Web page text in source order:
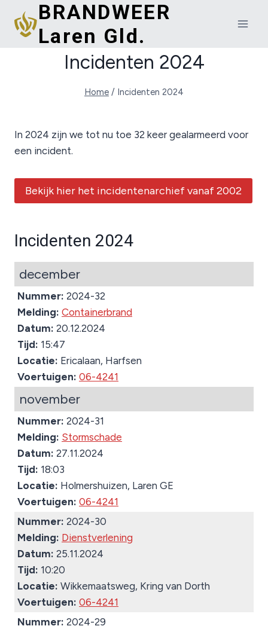
Doorgaan
naar
inhoud
BRANDWEER
Laren Gld.
Incidenten 2024
Home / Incidenten 2024
In 2024 zijn we tot nu toe 32 keer gealarmeerd voor
een incident.
Bekijk hier het incidentenarchief vanaf 2002
Incidenten 2024
december
Nummer: 2024-32
Melding: Containerbrand
Datum: 20.12.2024
Tijd: 15:47
Locatie: Ericalaan, Harfsen
Voertuigen: 06-4241
november
Nummer: 2024-31
Melding: Stormschade
Datum: 27.11.2024
Tijd: 18:03
Locatie: Holmershuizen, Laren GE
Voertuigen: 06-4241
Nummer: 2024-30
Melding: Dienstverlening
Datum: 25.11.2024
Tijd: 10:20
Locatie: Wikkemaatsweg, Kring van Dorth
Voertuigen: 06-4241
Nummer: 2024-29